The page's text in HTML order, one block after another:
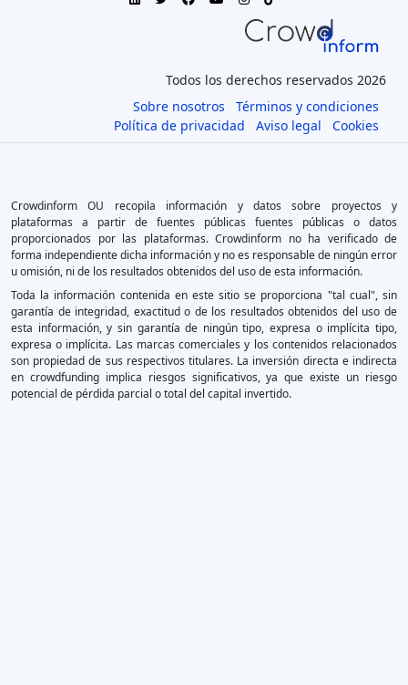
Todos los derechos reservados 2026
Sobre nosotros
Términos y condiciones
Política de privacidad
Aviso legal Cookies
Crowdinform OU recopila información y datos sobre proyectos y
plataformas a partir de fuentes públicas fuentes públicas o datos
proporcionados por las plataformas. Crowdinform no ha verificado de
forma independiente dicha información y no es responsable de ningún error
u omisión, ni de los resultados obtenidos del uso de esta información.
Toda la información contenida en este sitio se proporciona "tal cual", sin
garantía de integridad, exactitud o de los resultados obtenidos del uso de
esta información, y sin garantía de ningún tipo, expresa o implícita tipo,
expresa o implícita. Las marcas comerciales y los contenidos relacionados
son propiedad de sus respectivos titulares. La inversión directa e indirecta
en crowdfunding implica riesgos significativos, ya que existe un riesgo
potencial de pérdida parcial o total del capital invertido.